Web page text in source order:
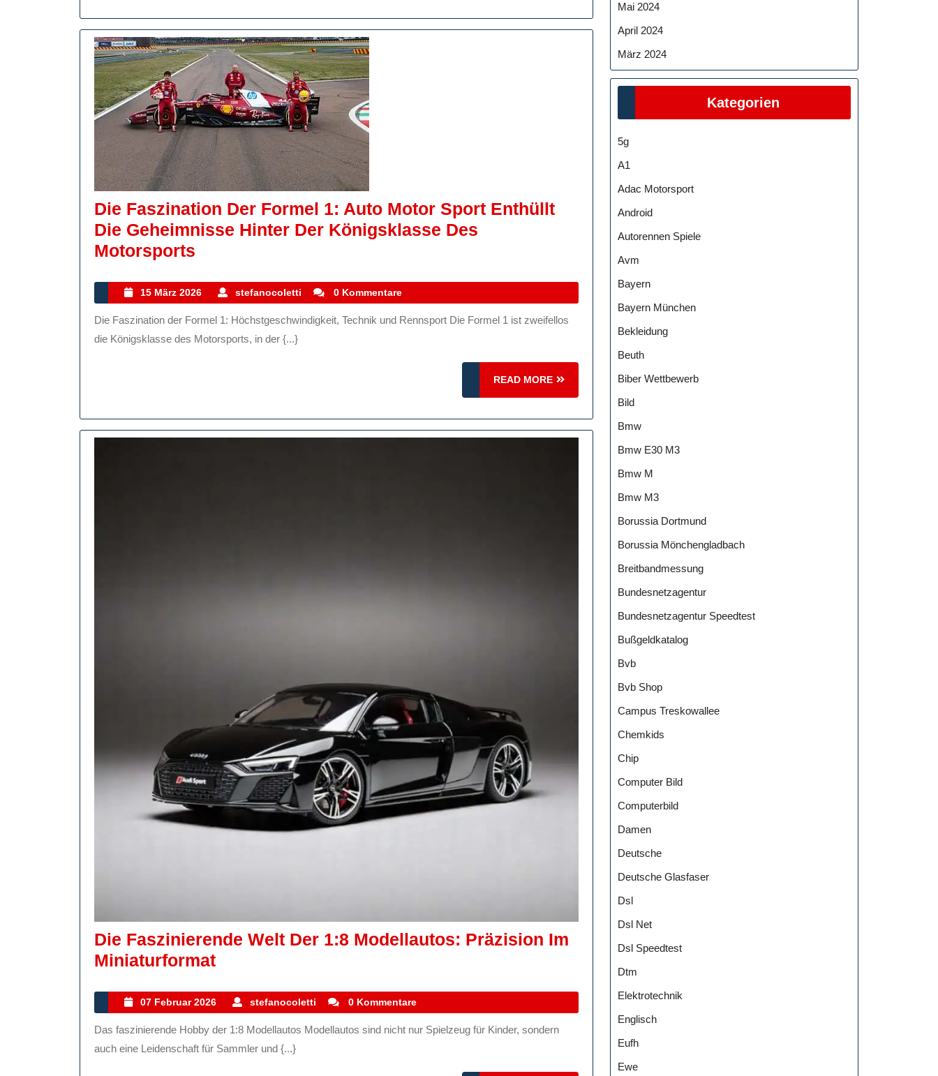
Welt
Des
Rennsports
Die Faszination Der Formel 1: Auto Motor Sport Enthüllt
Die Geheimnisse Hinter Der Königsklasse Des
Motorsports
Der
Formel
1:
Enthüllt
Die
15 März 2026
15
März
2026
stefanocoletti stefanocoletti
0 Kommentare
Die Faszination der Formel 1: Höchstgeschwindigkeit, Technik und Rennsport Die Formel 1 ist zweifellos
die Königsklasse des Motorsports, in der {...}
READ MORE
READ
MORE
Die Faszinierende Welt Der 1:8 Modellautos: Präzision Im
MiniaturformatDie
Welt
Der
1:8
07 Februar 2026
07
Februar
2026
stefanocoletti stefanocoletti
0 Kommentare
Das faszinierende Hobby der 1:8 Modellautos Modellautos sind nicht nur Spielzeug für Kinder, sondern
auch eine Leidenschaft für Sammler und {...}
Mai 2024
April 2024
März 2024
Kategorien
5g
A1
Adac Motorsport
Android
Autorennen Spiele
Avm
Bayern
Bayern München
Bekleidung
Beuth
Biber Wettbewerb
Bild
Bmw
Bmw E30 M3
Bmw M
Bmw M3
Borussia Dortmund
Borussia Mönchengladbach
Breitbandmessung
Bundesnetzagentur
Bundesnetzagentur Speedtest
Bußgeldkatalog
Bvb
Bvb Shop
Campus Treskowallee
Chemkids
Chip
Computer Bild
Computerbild
Damen
Deutsche
Deutsche Glasfaser
Dsl
Dsl Net
Dsl Speedtest
Dtm
Elektrotechnik
Englisch
Eufh
Ewe